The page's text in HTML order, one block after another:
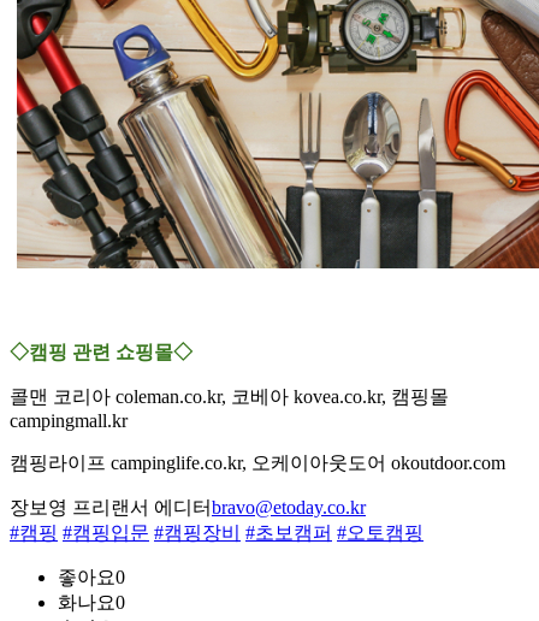
◇캠핑 관련 쇼핑몰◇
콜맨 코리아 coleman.co.kr, 코베아 kovea.co.kr, 캠핑몰
campingmall.kr
캠핑라이프 campinglife.co.kr, 오케이아웃도어 okoutdoor.com
장보영 프리랜서 에디터bravo@etoday.co.kr
#캠핑 #캠핑입문 #캠핑장비 #초보캠퍼 #오토캠핑
좋아요0
화나요0